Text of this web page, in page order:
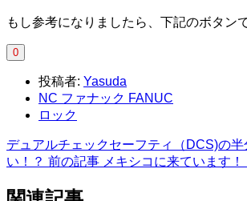
もし参考になりましたら、下記のボタン
0
投稿者: Yasuda
NC ファナック FANUC
ロック
デュアルチェックセーフティ（DCS)の
い！？ 前の記事 メキシコに来ています！